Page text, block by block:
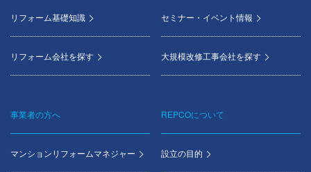
リフォーム基礎知識
リフォーム会社を探す
セミナー・イベント情報
大規模改修工事会社を探す
事業者の方へ
マンションリフォームマネジャー
REPCOについて
設立の目的